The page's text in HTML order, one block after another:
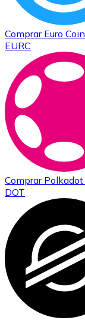
Comprar Euro Coin
EURC
Comprar Polkadot
DOT